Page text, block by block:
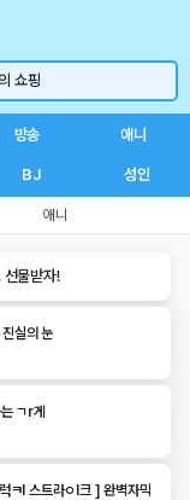
쇼핑
방송 애니
BJ 성인
애니
선물받자!
실의 눈
ㄱr게
ㅋI 스트라ㅇI크 ] 완벽자막